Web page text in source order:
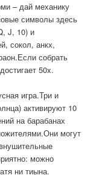
– дай механику
символы здесь
J, 10) и
сокол, анкх,
собрать
50x.
игра.Три и
активируют 10
на барабанах
могут
можно
ни тиына.